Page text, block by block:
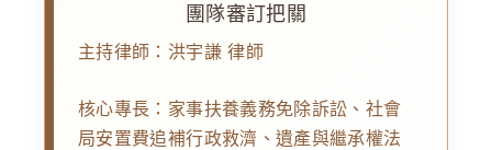
團隊審訂把關
主持律師： 洪宇謙 律師
核心專長：家事扶養義務免除訴訟、社會
局安置費追補行政救濟、遺產與繼承權法